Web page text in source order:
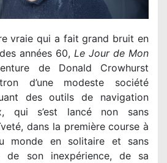
vraie qui a fait grand bruit en
années 60, Le Jour de Mon
de Donald Crowhurst
d’une modeste société
des outils de navigation
qui s’est lancé non sans
dans la première course à
monde en solitaire et sans
de son inexpérience, de sa